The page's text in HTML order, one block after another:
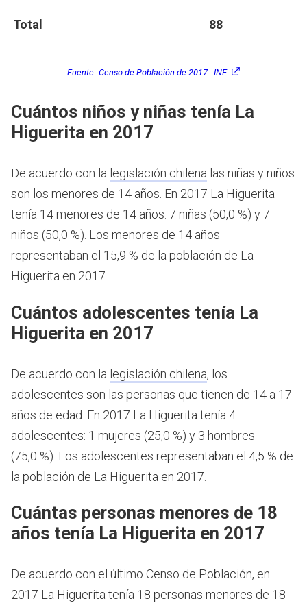
Total 88
Fuente: Censo de Población de 2017 - INE
Cuántos niños y niñas tenía La
Higuerita en 2017
De acuerdo con la legislación chilena las niñas y niños
son los menores de 14 años. En 2017 La Higuerita
tenía 14 menores de 14 años: 7 niñas (50,0 %) y 7
niños (50,0 %). Los menores de 14 años
representaban el 15,9 % de la población de La
Higuerita en 2017.
Cuántos adolescentes tenía La
Higuerita en 2017
De acuerdo con la legislación chilena, los
adolescentes son las personas que tienen de 14 a 17
años de edad. En 2017 La Higuerita tenía 4
adolescentes: 1 mujeres (25,0 %) y 3 hombres
(75,0 %). Los adolescentes representaban el 4,5 % de
la población de La Higuerita en 2017.
Cuántas personas menores de 18
años tenía La Higuerita en 2017
De acuerdo con el último Censo de Población, en
2017 La Higuerita tenía 18 personas menores de 18